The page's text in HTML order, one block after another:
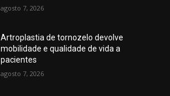
agosto 7, 2026
Artroplastia de tornozelo devolve
mobilidade e qualidade de vida a
pacientes
agosto 7, 2026